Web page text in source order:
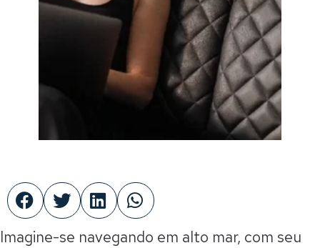
Imagine-se navegando em alto mar, com seu